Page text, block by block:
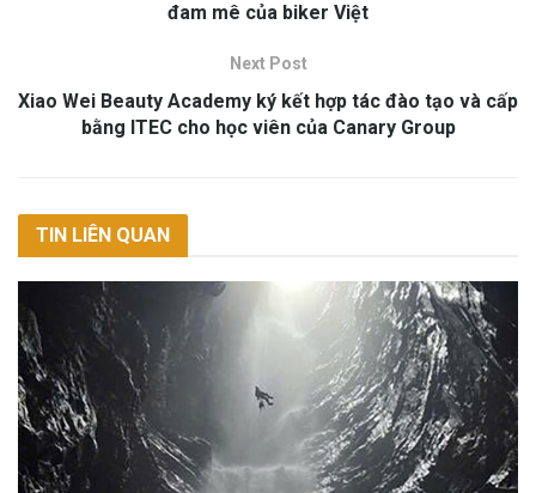
đam mê của biker Việt
Next Post
Xiao Wei Beauty Academy ký kết hợp tác đào tạo và cấp
bằng ITEC cho học viên của Canary Group
TIN LIÊN QUAN